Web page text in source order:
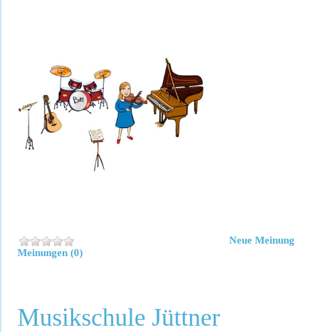
Meinungen (0)
Neue Meinung
Musikschule Jüttner